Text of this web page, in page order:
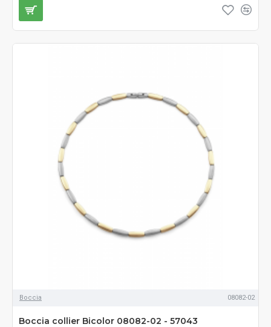
Boccia 08082-02
Boccia collier Bicolor 08082-02 - 57043